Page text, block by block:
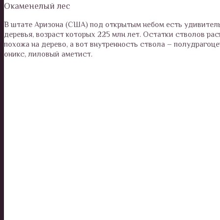
Окаменелый лес
В штате Аризона (США) под открытым небом есть
деревья, возраст которых 225 млн лет. Остатки стволов
похожа на дерево, а вот внутренность ствола –
оникс, лиловый аметист.